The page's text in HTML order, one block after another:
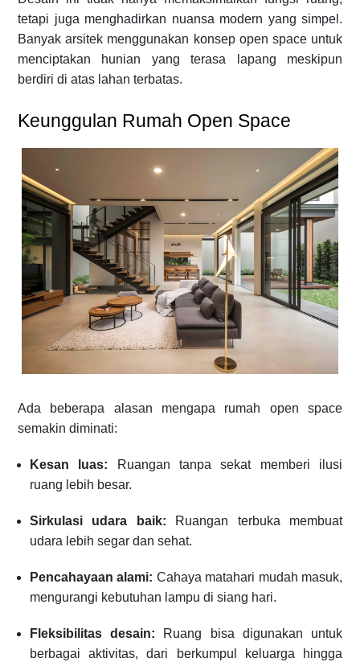
tetapi juga menghadirkan nuansa modern yang simpel.
Banyak arsitek menggunakan konsep open space untuk
menciptakan hunian yang terasa lapang meskipun
berdiri di atas lahan terbatas.
Keunggulan Rumah Open Space
Ada beberapa alasan mengapa rumah open space
semakin diminati:
Kesan luas: Ruangan tanpa sekat memberi ilusi
ruang lebih besar.
Sirkulasi udara baik: Ruangan terbuka membuat
udara lebih segar dan sehat.
Pencahayaan alami: Cahaya matahari mudah masuk,
mengurangi kebutuhan lampu di siang hari.
Fleksibilitas desain: Ruang bisa digunakan untuk
berbagai aktivitas, dari berkumpul keluarga hingga